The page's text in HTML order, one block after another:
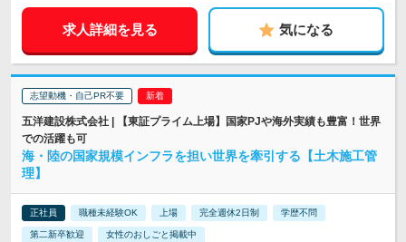
求人詳細を見る 気になる
志望動機・自己PR不要
五洋建設株式会社 | 【東証プライム上場】国家PJや海外実績も豊富！世界
での活躍も可
海・陸の国家規模インフラを担い世界を牽引する【土木施工管
理】
正社員 職種未経験OK 上場 完全週休2日制 学歴不問
第二新卒歓迎 女性のおしごと掲載中